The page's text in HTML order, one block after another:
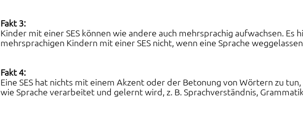
Fakt 3:
Kinder mit einer SES können wie andere auch mehrsprachig aufwachsen. Es
mehrsprachigen Kindern mit einer SES nicht, wenn eine Sprache
Fakt 4:
Eine SES hat nichts mit einem Akzent oder der Betonung von Wörtern zu
wie Sprache verarbeitet und gelernt wird, z. B. Sprachverständnis,